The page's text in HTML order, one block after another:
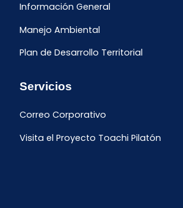
Información General
Manejo Ambiental
Plan de Desarrollo Territorial
Servicios
Correo Corporativo
Visita el Proyecto Toachi Pilatón